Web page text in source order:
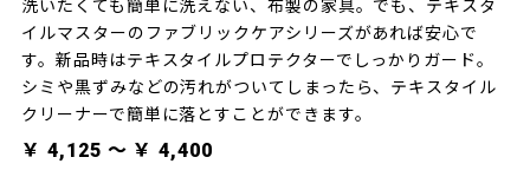
洗いたくても簡単に洗えない、布製の家具。でも、テキスタ
イルマスターのファブリックケアシリーズがあれば安心で
す。新品時はテキスタイルプロテクターでしっかりガード。
シミや黒ずみなどの汚れがついてしまったら、テキスタイル
クリーナーで簡単に落とすことができます。
￥ 4,125 〜 ￥ 4,400